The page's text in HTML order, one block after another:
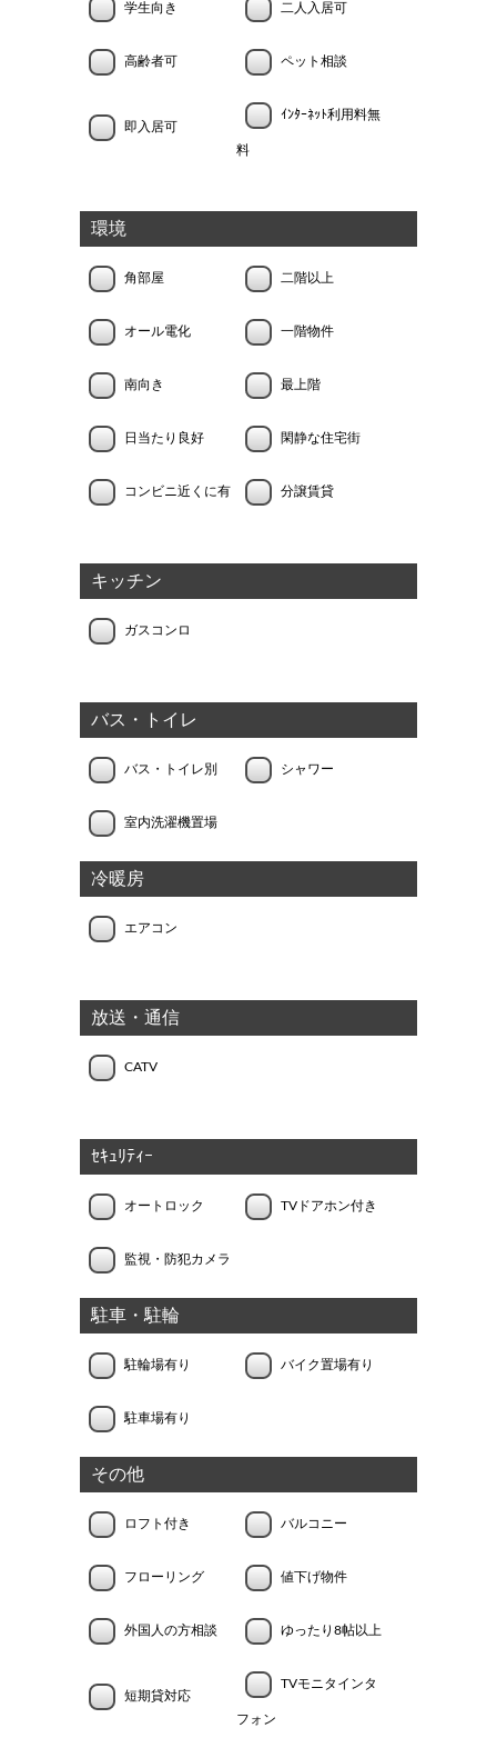
学生向き 二人入居可
高齢者可 ペット相談
即入居可
ｲﾝﾀｰﾈｯﾄ利用料無
料
環境
角部屋 二階以上
オール電化 一階物件
南向き 最上階
日当たり良好 閑静な住宅街
コンビニ近くに有 分譲賃貸
キッチン
ガスコンロ
バス・トイレ
バス・トイレ別 シャワー
室内洗濯機置場
冷暖房
エアコン
放送・通信
CATV
ｾｷｭﾘﾃｨｰ
オートロック TVドアホン付き
監視・防犯カメラ
駐車・駐輪
駐輪場有り バイク置場有り
駐車場有り
その他
ロフト付き バルコニー
フローリング 値下げ物件
外国人の方相談 ゆったり8帖以上
短期貸対応
TVモニタインタ
フォン